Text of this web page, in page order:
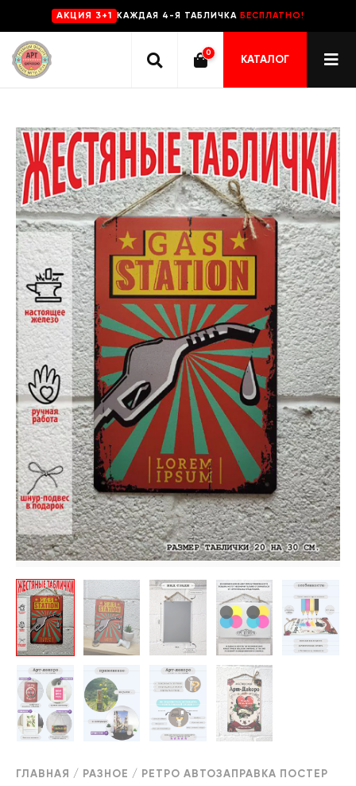
AKЦИЯ 3+1 КАЖДАЯ 4-Я ТАБЛИЧКА БЕСПЛАТНО!
0
КАТАЛОГ
ГЛАВНАЯ / РАЗНОЕ / РЕТРО АВТОЗАПРАВКА ПОСТЕР